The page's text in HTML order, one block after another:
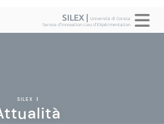
SILEX |Università di Corsica
Service d'Innovation Lieu d'EXpérimentation
SILEX |